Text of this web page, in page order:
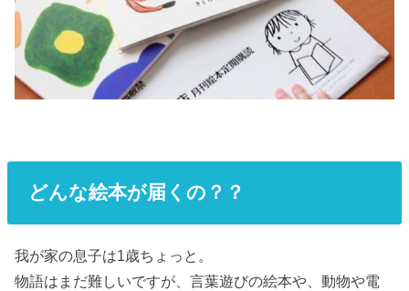
どんな絵本が届くの？？
我が家の息子は1歳ちょっと。
物語はまだ難しいですが、言葉遊びの絵本や、動物や電